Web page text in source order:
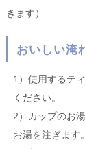
きます）
おいしい淹
1）使用するテ
ください。
2）カップのお
お湯を注ぎます。